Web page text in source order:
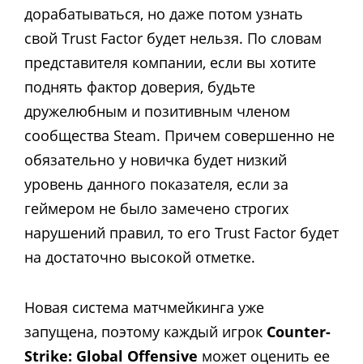
дорабатываться, но даже потом узнать
свой Trust Factor будет нельзя. По словам
представителя компании, если вы хотите
поднять фактор доверия, будьте
дружелюбным и позитивным членом
сообщества Steam. Причем совершенно не
обязательно у новичка будет низкий
уровень данного показателя, если за
геймером не было замечено строгих
нарушений правил, то его Trust Factor будет
на достаточно высокой отметке.
Новая система матчмейкинга уже
запущена, поэтому каждый игрок Counter-
Strike: Global Offensive может оценить ее